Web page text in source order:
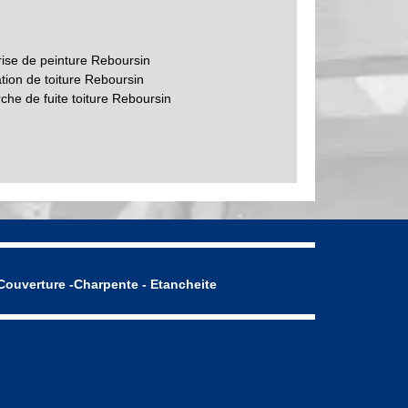
de peinture Reboursin
de toiture Reboursin
de fuite toiture Reboursin
-Charpente - Etancheite